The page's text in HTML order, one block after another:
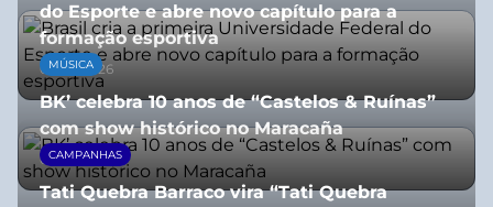
do Esporte e abre novo capítulo para a
formação esportiva
08/07/2026
MÚSICA
BK’ celebra 10 anos de “Castelos & Ruínas”
com show histórico no Maracaña
06/08/2026
CAMPANHAS
Tati Quebra Barraco vira “Tati Quebra